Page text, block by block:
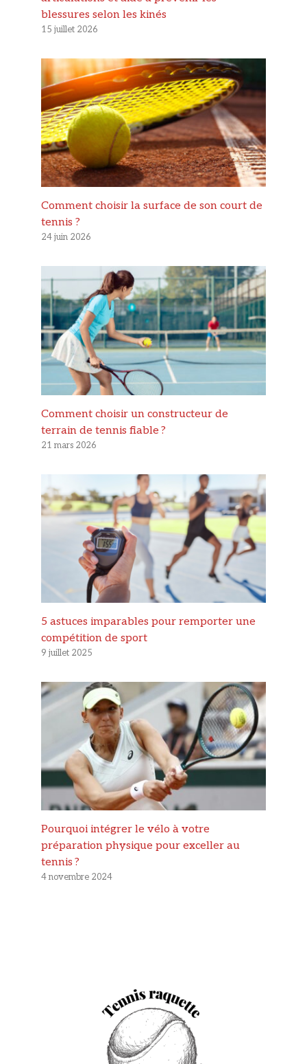
blessures selon les kinés
15 juillet 2026
Comment choisir la surface de son court de
tennis ?
24 juin 2026
Comment choisir un constructeur de
terrain de tennis fiable ?
21 mars 2026
5 astuces imparables pour remporter une
compétition de sport
9 juillet 2025
Pourquoi intégrer le vélo à votre
préparation physique pour exceller au
tennis ?
4 novembre 2024